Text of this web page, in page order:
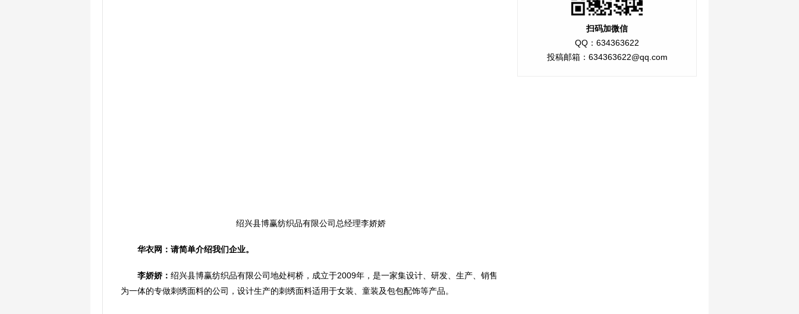
绍兴县博赢纺织品有限公司总经理李娇娇
华衣网：请简单介绍我们企业。
李娇娇： 绍兴县博赢纺织品有限公司地处柯桥，成立于2009年，是一家集设计、研发、生产、销售
为一体的专做刺绣面料的公司，设计生产的刺绣面料适用于女装、童装及包包配饰等产品。
扫码加微信
QQ：634363622
投稿邮箱：634363622@qq.com